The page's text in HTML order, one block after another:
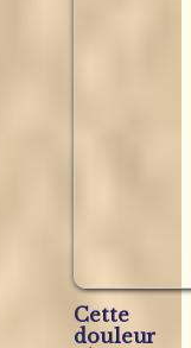
Cette
douleur